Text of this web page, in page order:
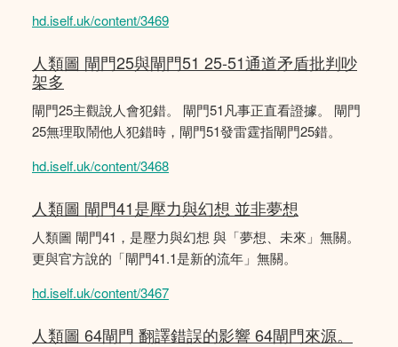
hd.iself.uk/content/3469
人類圖 閘門25與閘門51 25-51通道矛盾批判吵
架多
閘門25主觀說人會犯錯。 閘門51凡事正直看證據。 閘門
25無理取鬧他人犯錯時，閘門51發雷霆指閘門25錯。
hd.iself.uk/content/3468
人類圖 閘門41是壓力與幻想 並非夢想
人類圖 閘門41，是壓力與幻想 與「夢想、未來」無關。
更與官方說的「閘門41.1是新的流年」無關。
hd.iself.uk/content/3467
人類圖 64閘門 翻譯錯誤的影響 64閘門來源。